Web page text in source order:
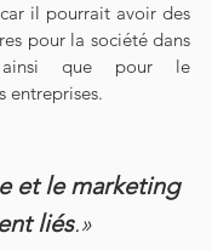
il pourrait avoir des
pour la société dans
ainsi que pour le
entreprises.
et le marketing
liés.»